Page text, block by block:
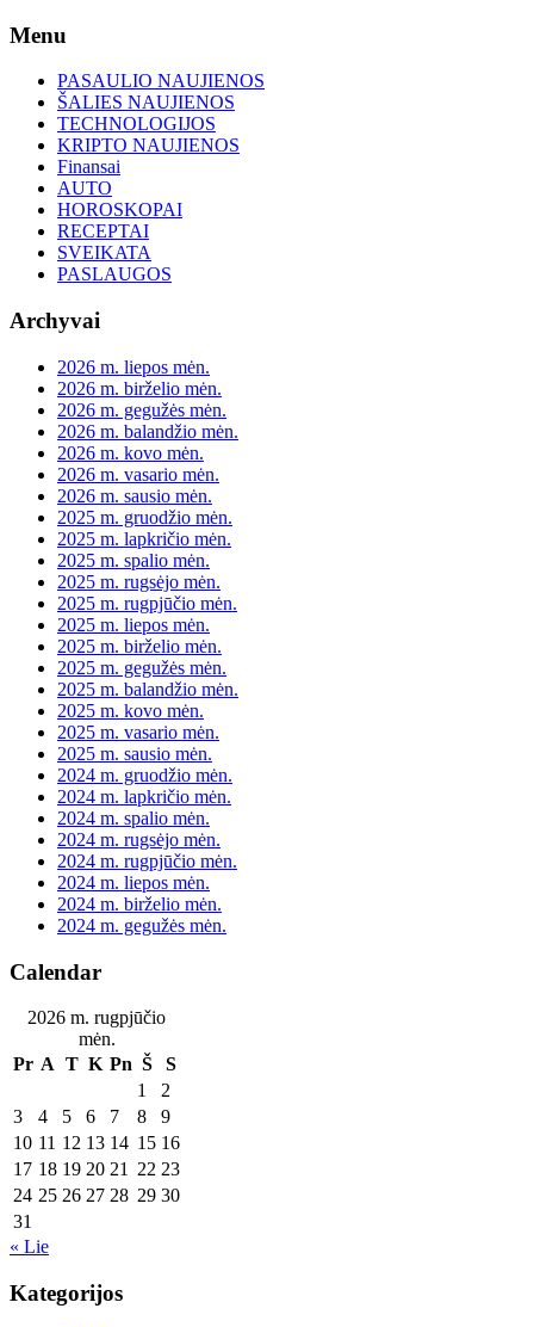
Skip
content
Menu
PASAULIO NAUJIENOS
ŠALIES NAUJIENOS
TECHNOLOGIJOS
KRIPTO NAUJIENOS
Finansai
AUTO
HOROSKOPAI
RECEPTAI
SVEIKATA
PASLAUGOS
Archyvai
2026 m. liepos mėn.
2026 m. birželio mėn.
2026 m. gegužės mėn.
2026 m. balandžio mėn.
2026 m. kovo mėn.
2026 m. vasario mėn.
2026 m. sausio mėn.
2025 m. gruodžio mėn.
2025 m. lapkričio mėn.
2025 m. spalio mėn.
2025 m. rugsėjo mėn.
2025 m. rugpjūčio mėn.
2025 m. liepos mėn.
2025 m. birželio mėn.
2025 m. gegužės mėn.
2025 m. balandžio mėn.
2025 m. kovo mėn.
2025 m. vasario mėn.
2025 m. sausio mėn.
2024 m. gruodžio mėn.
2024 m. lapkričio mėn.
2024 m. spalio mėn.
2024 m. rugsėjo mėn.
2024 m. rugpjūčio mėn.
2024 m. liepos mėn.
2024 m. birželio mėn.
2024 m. gegužės mėn.
Calendar
2026 m. rugpjūčio
mėn.
Pr A T K Pn Š
S
1
2
3
4 5 6 7 8
9
10 11 12 13 14 15 16
17 18 19 20 21 22 23
24 25 26 27 28 29 30
31
« Lie
Kategorijos